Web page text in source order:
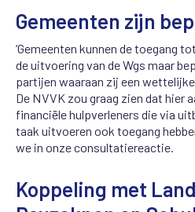
Gemeenten zijn
‘Gemeenten kunnen de toegang
de uitvoering van de Wgs maar
partijen waaraan zij een
De NVVK zou graag zien dat hier
financiële hulpverleners die via
taak uitvoeren ook toegang
we in onze consultatiereactie.
Koppeling met